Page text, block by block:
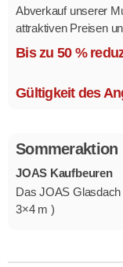
Abverkauf unserer
attraktiven Preisen
Mehrere Modelle in
Bis zu 50 %
Gültigkeit des
Sommeraktion
JOAS Kaufbeuren
Das JOAS
3×4 m )